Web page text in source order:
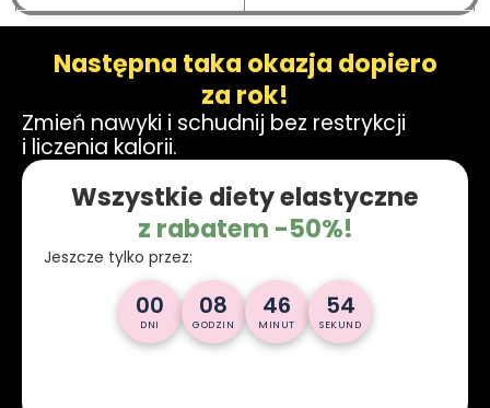
Następna taka okazja dopiero
za rok!
Zmień nawyki i schudnij bez restrykcji
i liczenia kalorii.
Wszystkie diety elastyczne
z rabatem -50%!
Jeszcze tylko przez:
00
DNI
08
GODZIN
46
MINUT
53
SEKUND